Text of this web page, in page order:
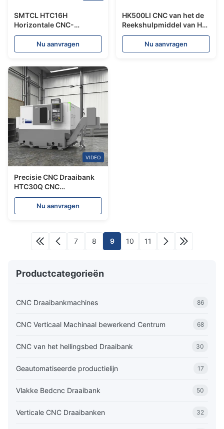
SMTCL HTC16H
Horizontale CNC-
draaibank Hoge precisie
bewerking van kleine
onderdelen met
Nu aanvragen
HK500LI CNC van het de
Reekshulpmiddel van HK
Postdraaibankmachines
voor Hardware die 11 KW
verwerken
Nu aanvragen
VIDEO
Precisie CNC Draaibank
HTC30Q CNC
Draaicentrum SMTCL
Horizontale Schuine Bed
CNC Draaibank
Nu aanvragen
7 8 9 10 11
Productcategorieën
CNC Draaibankmachines 86
CNC Verticaal Machinaal bewerkend Centrum 68
CNC van het hellingsbed Draaibank 30
Geautomatiseerde productielijn 17
Vlakke Bedcnc Draaibank 50
Verticale CNC Draaibanken 32